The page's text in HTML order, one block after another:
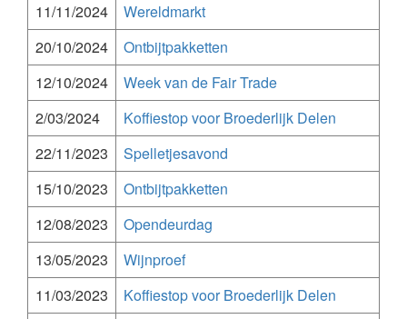
11/11/2024
Wereldmarkt
20/10/2024
Ontbijtpakketten
12/10/2024
Week van de Fair Trade
2/03/2024
Koffiestop voor Broederlijk Delen
22/11/2023
Spelletjesavond
15/10/2023
Ontbijtpakketten
12/08/2023
Opendeurdag
13/05/2023
Wijnproef
11/03/2023
Koffiestop voor Broederlijk Delen